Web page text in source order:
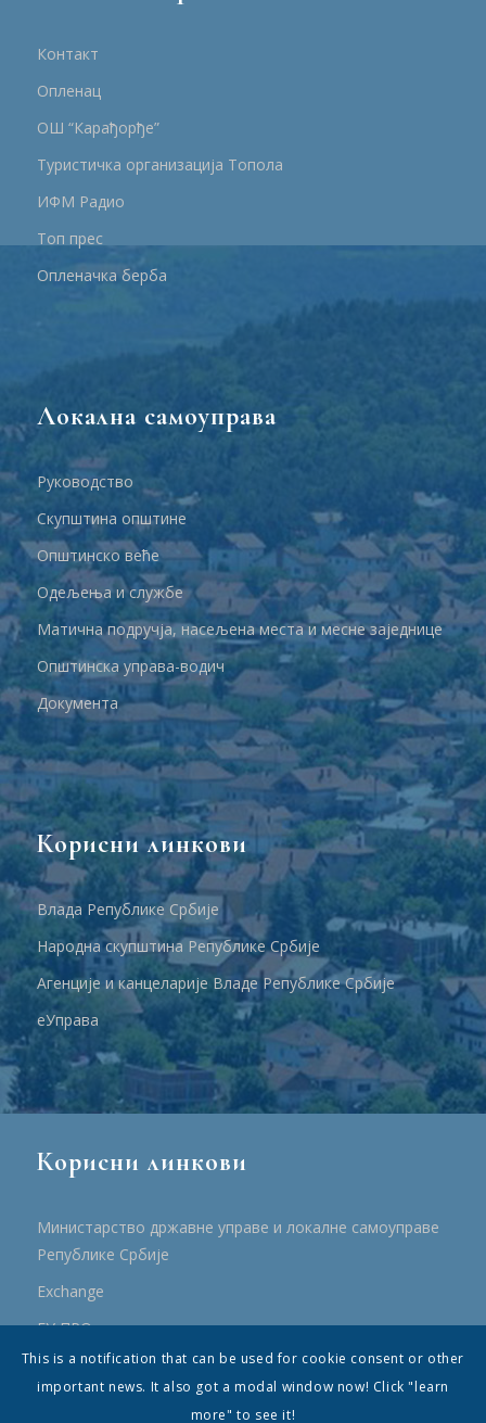
Контакт
Опленац
ОШ “Карађорђе”
Туристичка организација Топола
ИФМ Радио
Топ прес
Опленачка берба
Локална самоуправа
Руководство
Скупштина општине
Општинско веће
Одељења и службе
Матична подручја, насељена места и месне заједнице
Општинска управа-водич
Документа
Корисни линкови
Влада Републике Србије
Народна скупштина Републике Србије
Агенције и канцеларије Владе Републике Србије
еУправа
Корисни линкови
Министарство државне управе и локалне самоуправе
Републике Србије
Еxchange
ЕУ ПРО
ПРРР
This is a notification that can be used for cookie consent or other
important news. It also got a modal window now! Click "learn
more" to see it!